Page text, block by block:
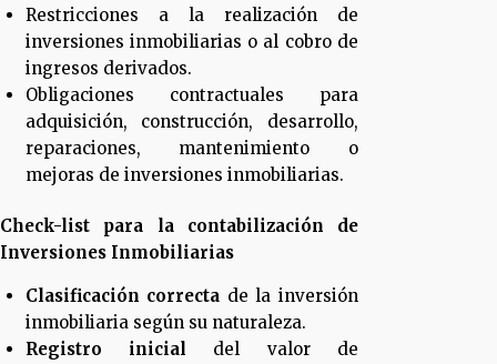
Restricciones a la realización de
inversiones inmobiliarias o al cobro de
ingresos derivados.
Obligaciones contractuales para
adquisición, construcción, desarrollo,
reparaciones, mantenimiento o
mejoras de inversiones inmobiliarias.
Check-list para la contabilización de
Inversiones Inmobiliarias
Clasificación correcta de la inversión
inmobiliaria según su naturaleza.
Registro inicial del valor de